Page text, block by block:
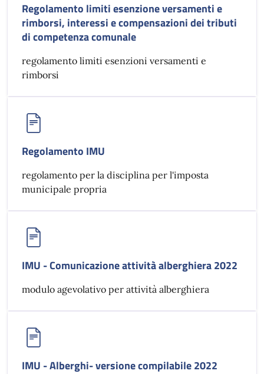
Regolamento limiti esenzione versamenti e
rimborsi, interessi e compensazioni dei tributi
di competenza comunale
regolamento limiti esenzioni versamenti e
rimborsi
Regolamento IMU
regolamento per la disciplina per l'imposta
municipale propria
IMU - Comunicazione attività alberghiera 2022
modulo agevolativo per attività alberghiera
IMU - Alberghi- versione compilabile 2022